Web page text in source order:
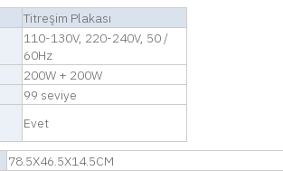
Titreşim Plakası
110-130V, 220-240V, 50 /
60Hz
200W + 200W
99 seviye
Evet
78.5X46.5X14.5CM